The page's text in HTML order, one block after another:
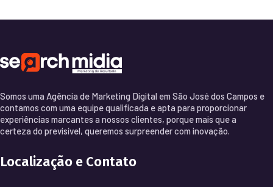
Somos uma Agência de Marketing Digital em São José dos Campos e
contamos com uma equipe qualificada e apta para proporcionar
experiências marcantes a nossos clientes, porque mais que a
certeza do previsível, queremos surpreender com inovação.
Localização e Contato